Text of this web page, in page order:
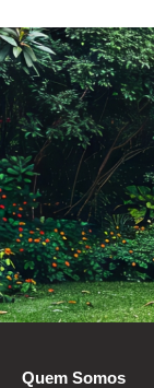
Quem Somos